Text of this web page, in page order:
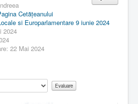
Cetăţeanului
si Europarlamentare 9 iunie 2024
2024
22 Mai 2024